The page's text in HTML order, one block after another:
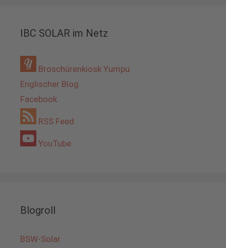
IBC SOLAR im Netz
Broschürenkiosk Yumpu
Englischer Blog
Facebook
RSS Feed
YouTube
Blogroll
BSW-Solar